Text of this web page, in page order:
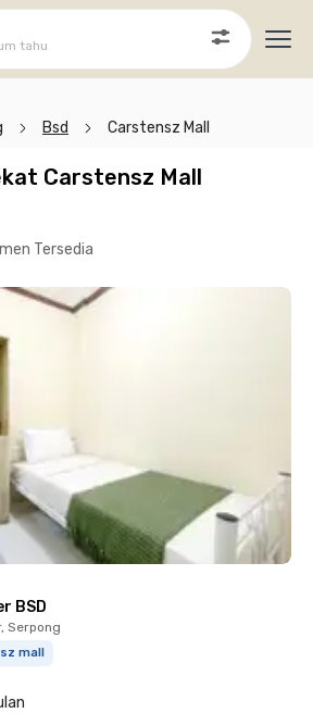
tahu
Bsd Carstensz Mall
Carstensz Mall
Tersedia
BSD
Serpong
mall